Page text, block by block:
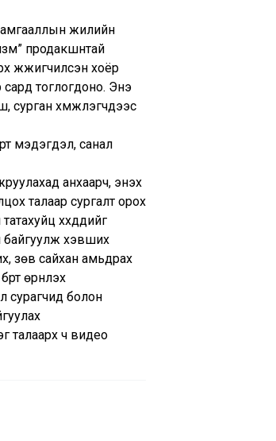
жилийн
продакшнтай
жүжигчилсэн хоёр
сард тоглогдоно. Энэ
хүмүүжүүлэгчдээс
мэдэгдэл, санал
анхаарч, энэхүү
талаар сургалт орох
хүүхдүүдийг
байгуулж хэвших
зөв сайхан амьдрах
өрнүүлэх
сурагчид болон
талаарх ч видео